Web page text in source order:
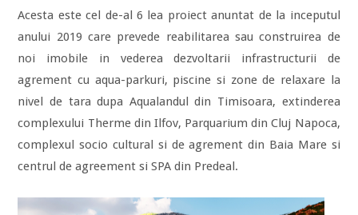
Acesta este cel de-al 6 lea proiect anuntat de la inceputul
anului 2019 care prevede reabilitarea sau construirea de
noi imobile in vederea dezvoltarii infrastructurii de
agrement cu aqua-parkuri, piscine si zone de relaxare la
nivel de tara dupa Aqualandul din Timisoara, extinderea
complexului Therme din Ilfov, Parquarium din Cluj Napoca,
complexul socio cultural si de agrement din Baia Mare si
centrul de agreement si SPA din Predeal.